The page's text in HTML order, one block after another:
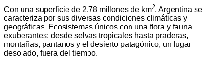
Con una superficie de 2,78 millones de km2, Argentina se
caracteriza por sus diversas condiciones climáticas y
geográficas. Ecosistemas únicos con una flora y fauna
exuberantes: desde selvas tropicales hasta praderas,
montañas, pantanos y el desierto patagónico, un lugar
desolado, fuera del tiempo.